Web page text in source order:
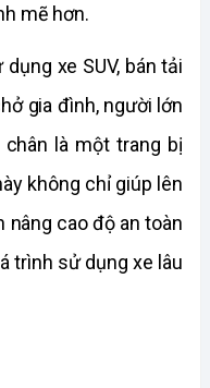
mẽ hơn.
xe SUV, bán tải
gia đình, người lớn
là một trang bị
không chỉ giúp lên
nâng cao độ an toàn
trình sử dụng xe lâu